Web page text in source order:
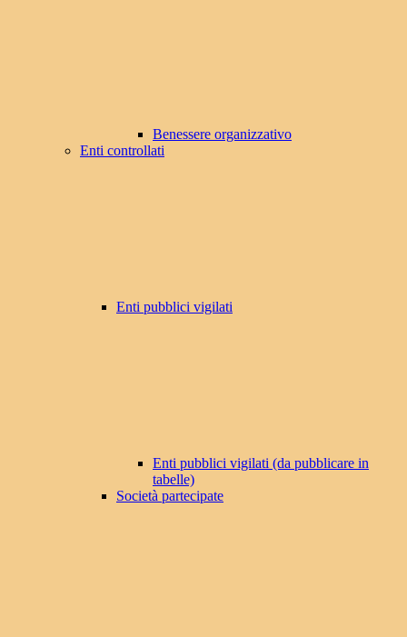
Benessere organizzativo
Enti controllati
Enti pubblici vigilati
Enti pubblici vigilati (da pubblicare in
tabelle)
Società partecipate